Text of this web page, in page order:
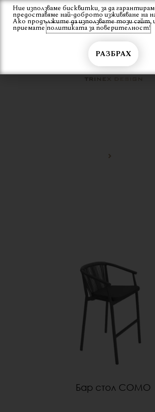
Skip
content
Вход
Бар стол COMO
Ние използваме бисквитки, за да
предоставяме най-доброто изживяване на
Ако продължите да използвате този сайт,
приематеполитиката за поверителност!
РАЗБРАХ